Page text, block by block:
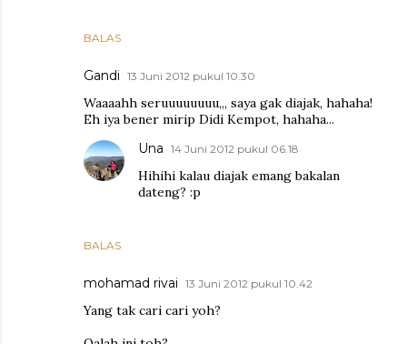
BALAS
Gandi 13 Juni 2012 pukul 10.30
Waaaahh seruuuuuuuu,,, saya gak diajak, hahaha!
Eh iya bener mirip Didi Kempot, hahaha...
BALAS
Una 14 Juni 2012 pukul 06.18
Hihihi kalau diajak emang bakalan
dateng? :p
mohamad rivai 13 Juni 2012 pukul 10.42
Yang tak cari cari yoh?